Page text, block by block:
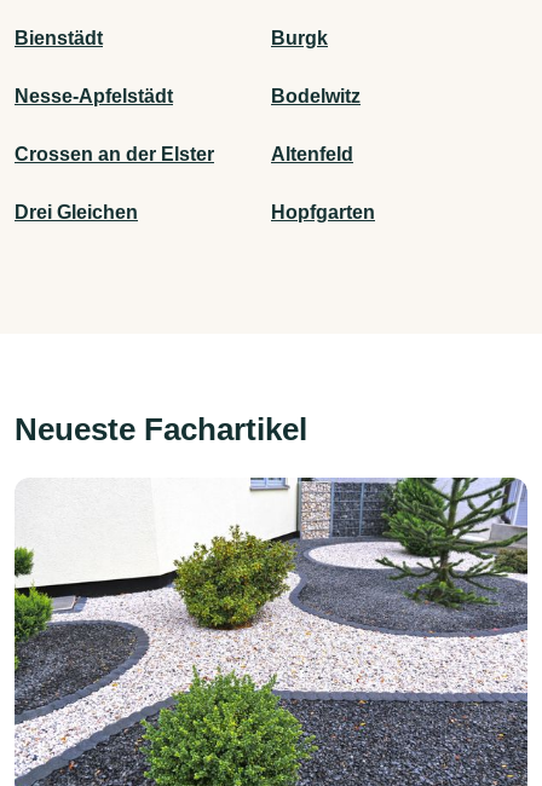
Bienstädt Burgk
Nesse-Apfelstädt Bodelwitz
Crossen an der Elster Altenfeld
Drei Gleichen Hopfgarten
Neueste Fachartikel